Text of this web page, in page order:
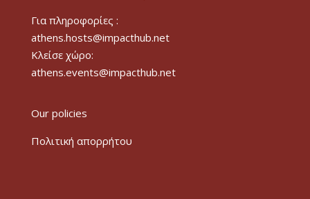
Για πληροφορίες :
athens.hosts@impacthub.net
Κλείσε χώρο:
athens.events@impacthub.net
Our policies
Πολιτική απορρήτου